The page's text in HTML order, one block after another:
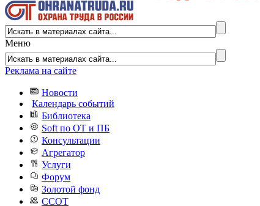
Меню
Реклама на сайте
Новости
Календарь событий
Библиотека
Soft по ОТ и ПБ
Консультации
Агрегатор
Услуги
Форум
Золотой фонд
ССОТ